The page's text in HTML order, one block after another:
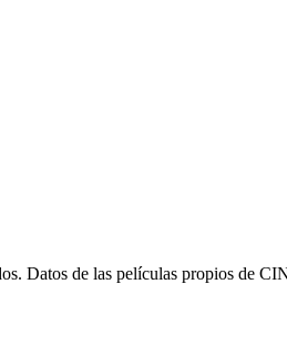
Datos de las películas propios de